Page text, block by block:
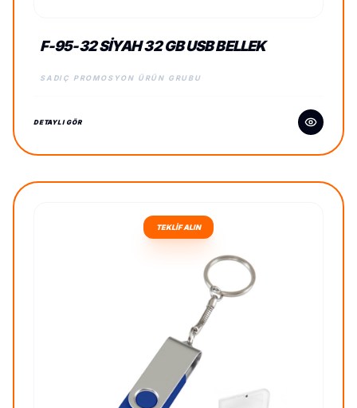
F-95-32 SIYAH 32 GB USB BELLEK
SADIÇ PROMOSYON ÜRÜN GRUBU
DETAYLI GÖR
TEKLİF ALIN